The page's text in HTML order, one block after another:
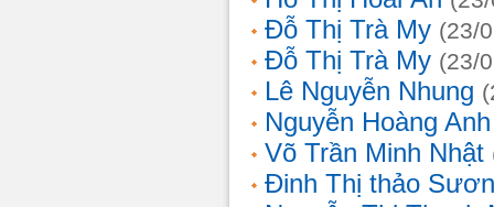
Đỗ Thị Trà My (23/
Đỗ Thị Trà My (23/
Lê Nguyễn Nhung
Nguyễn Hoàng Anh
Võ Trần Minh Nhật
Đinh Thị thảo